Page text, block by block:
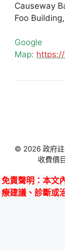
Causeway
Foo
Google
Map:
© 2026 政府註
收費價
免責聲明 ：本文
療建議、診斷或